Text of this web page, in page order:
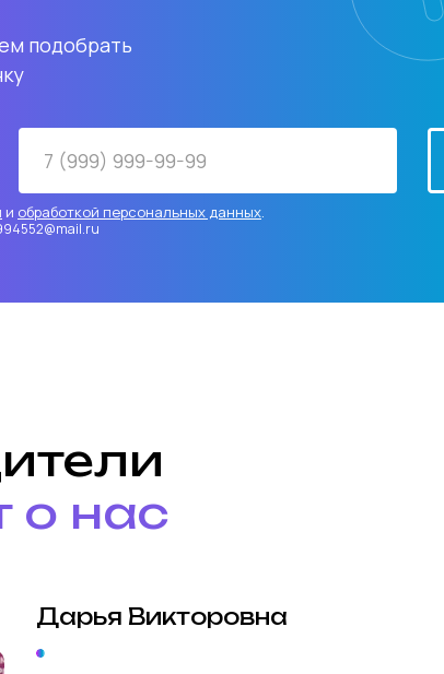
подобрать
и обработкой персональных данных.
о нас
Дарья Викторовна